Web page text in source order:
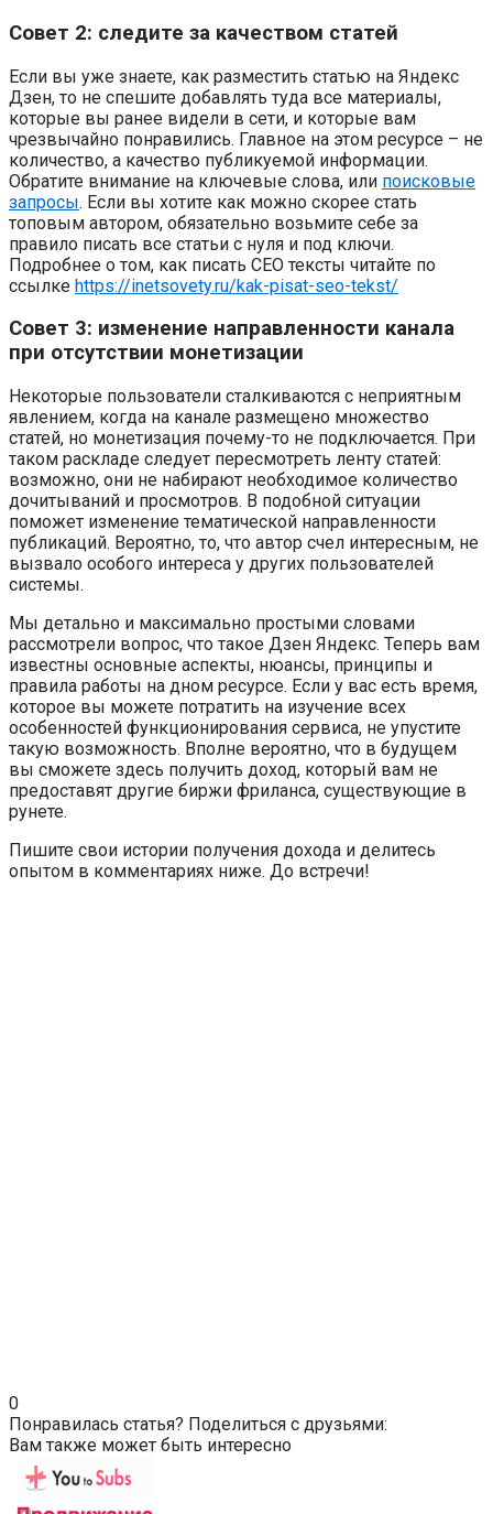
Совет 2: следите за качеством статей
Если вы уже знаете, как разместить статью на Яндекс
Дзен, то не спешите добавлять туда все материалы,
которые вы ранее видели в сети, и которые вам
чрезвычайно понравились. Главное на этом ресурсе – не
количество, а качество публикуемой информации.
Обратите внимание на ключевые слова, или поисковые
запросы. Если вы хотите как можно скорее стать
топовым автором, обязательно возьмите себе за
правило писать все статьи с нуля и под ключи.
Подробнее о том, как писать СЕО тексты читайте по
ссылке https://inetsovety.ru/kak-pisat-seo-tekst/
Совет 3: изменение направленности канала
при отсутствии монетизации
Некоторые пользователи сталкиваются с неприятным
явлением, когда на канале размещено множество
статей, но монетизация почему-то не подключается. При
таком раскладе следует пересмотреть ленту статей:
возможно, они не набирают необходимое количество
дочитываний и просмотров. В подобной ситуации
поможет изменение тематической направленности
публикаций. Вероятно, то, что автор счел интересным, не
вызвало особого интереса у других пользователей
системы.
Мы детально и максимально простыми словами
рассмотрели вопрос, что такое Дзен Яндекс. Теперь вам
известны основные аспекты, нюансы, принципы и
правила работы на дном ресурсе. Если у вас есть время,
которое вы можете потратить на изучение всех
особенностей функционирования сервиса, не упустите
такую возможность. Вполне вероятно, что в будущем
вы сможете здесь получить доход, который вам не
предоставят другие биржи фриланса, существующие в
рунете.
Пишите свои истории получения дохода и делитесь
опытом в комментариях ниже. До встречи!
0
Понравилась статья? Поделиться с друзьями:
Вам также может быть интересно